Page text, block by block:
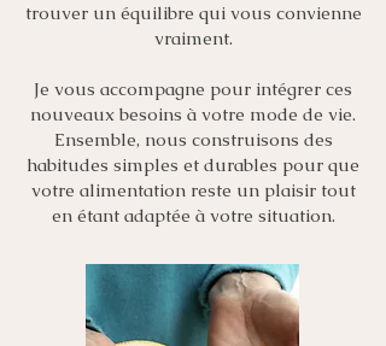
trouver un équilibre qui vous convienne
vraiment.
Je vous accompagne pour intégrer ces
nouveaux besoins à votre mode de vie.
Ensemble, nous construisons des
habitudes simples et durables pour que
votre alimentation reste un plaisir tout
en étant adaptée à votre situation.